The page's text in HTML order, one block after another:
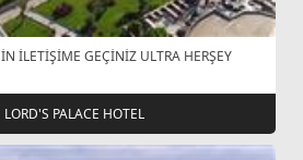
İLETİŞİME GEÇİNİZ ULTRA HERŞEY
LORD'S PALACE HOTEL